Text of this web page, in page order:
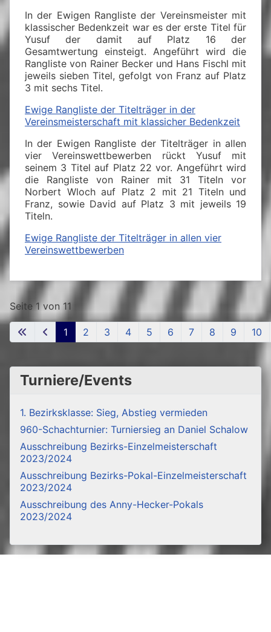
In der Ewigen Rangliste der Vereinsmeister mit
klassischer Bedenkzeit war es der erste Titel für
Yusuf der damit auf Platz 16 der
Gesamtwertung einsteigt. Angeführt wird die
Rangliste von Rainer Becker und Hans Fischl mit
jeweils sieben Titel, gefolgt von Franz auf Platz
3 mit sechs Titel.
Ewige Rangliste der Titelträger in der
Vereinsmeisterschaft mit klassicher Bedenkzeit
In der Ewigen Rangliste der Titelträger in allen
vier Vereinswettbewerben rückt Yusuf mit
seinem 3 Titel auf Platz 22 vor. Angeführt wird
die Rangliste von Rainer mit 31 Titeln vor
Norbert Wloch auf Platz 2 mit 21 Titeln und
Franz, sowie David auf Platz 3 mit jeweils 19
Titeln.
Ewige Rangliste der Titelträger in allen vier
Vereinswettbewerben
Seite 1 von 11
1 2 3 4 5 6 7 8 9 10
Turniere/Events
1. Bezirksklasse: Sieg, Abstieg vermieden
960-Schachturnier: Turniersieg an Daniel Schalow
Ausschreibung Bezirks-Einzelmeisterschaft
2023/2024
Ausschreibung Bezirks-Pokal-Einzelmeisterschaft
2023/2024
Ausschreibung des Anny-Hecker-Pokals
2023/2024